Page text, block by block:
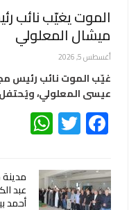
الموت يغيّب نائب
ميشال المعلولي
أغسطس 5, 2026
غيّب الموت نائب رئيس
عيسى المعلولي،
Facebook
Twitter
عبد
أحمد